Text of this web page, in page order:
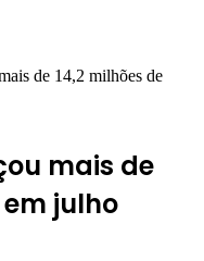
de 14,2 milhões de
mais de
em julho